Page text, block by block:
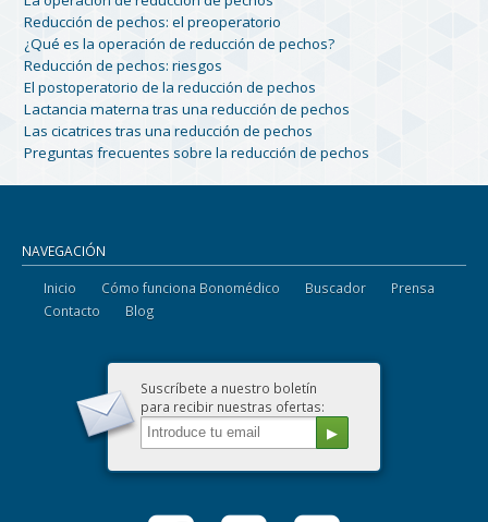
Reducción de pechos: el preoperatorio
¿Qué es la operación de reducción de pechos?
Reducción de pechos: riesgos
El postoperatorio de la reducción de pechos
Lactancia materna tras una reducción de pechos
Las cicatrices tras una reducción de pechos
Preguntas frecuentes sobre la reducción de pechos
NAVEGACIÓN
Inicio Cómo funciona Bonomédico Buscador
Prensa
Contacto
Blog
Suscríbete a nuestro boletín
para recibir nuestras ofertas: